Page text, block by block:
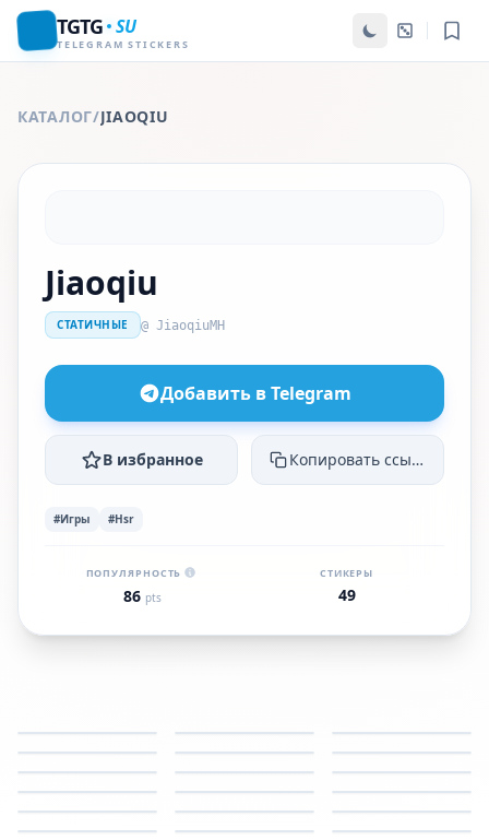
TGTG SU
TELEGRAM STICKERS
КАТАЛОГ/JIAOQIU
Jiaoqiu
СТАТИЧНЫЕ @ JiaoqiuMH
Добавить в Telegram
В избранное Копировать ссылку
#Игры #Hsr
ПОПУЛЯРНОСТЬ
86 pts
СТИКЕРЫ
49